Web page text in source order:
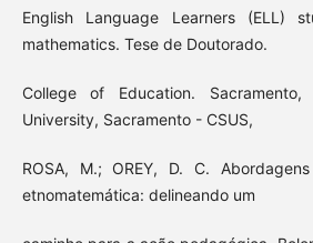
English Language Learners (ELL)
mathematics. Tese de Doutorado.
College of Education.
University, Sacramento - CSUS,
ROSA, M.; OREY, D. C.
etnomatemática: delineando um